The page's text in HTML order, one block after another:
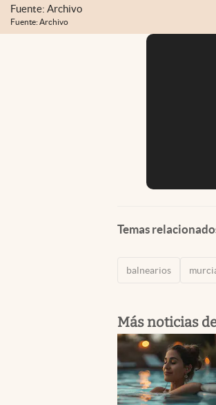
Fuente: Archivo
Fuente: Archivo
Temas
balnearios
Más noticias